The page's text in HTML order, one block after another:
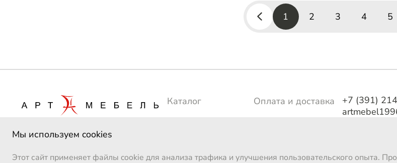
1 2 3 4 5
Каталог
Оплата и доставка
+7 (391)
Мы используем cookies
Этот сайт применяет файлы cookie для анализа трафика и улучшения пользовательского опыта.